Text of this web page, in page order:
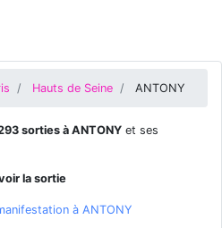
Hauts de Seine ANTONY
sorties à ANTONY et ses
la sortie
à ANTONY